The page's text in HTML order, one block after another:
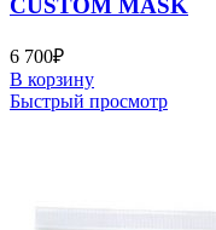
CUSTOM MASK
6 700₽
В корзину
Быстрый просмотр